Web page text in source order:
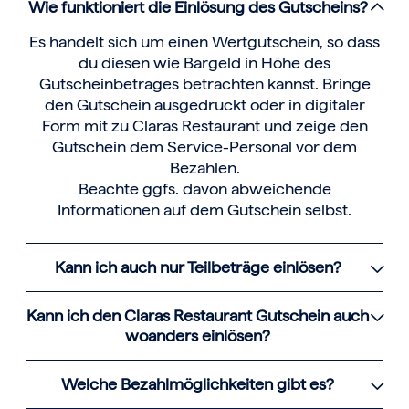
Wie funktioniert die Einlösung des Gutscheins?
Es handelt sich um einen Wertgutschein, so dass
du diesen wie Bargeld in Höhe des
Gutscheinbetrages betrachten kannst. Bringe
den Gutschein ausgedruckt oder in digitaler
Form mit zu Claras Restaurant und zeige den
Gutschein dem Service-Personal vor dem
Bezahlen.
Beachte ggfs. davon abweichende
Informationen auf dem Gutschein selbst.
Kann ich auch nur Teilbeträge einlösen?
Kann ich den Claras Restaurant Gutschein auch
woanders einlösen?
Welche Bezahlmöglichkeiten gibt es?